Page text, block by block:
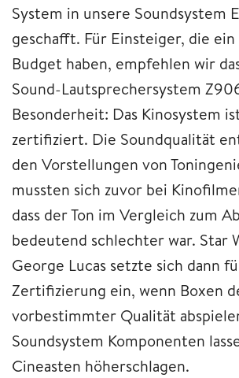
System in unsere Soundsystem
geschafft. Für Einsteiger, die
Budget haben, empfehlen wir
Sound-Lautsprechersystem
Besonderheit: Das Kinosystem
zertifiziert. Die Soundqualität
den Vorstellungen von
mussten sich zuvor bei
dass der Ton im Vergleich zum
bedeutend schlechter war. Star
George Lucas setzte sich dann
Zertifizierung ein, wenn Boxen
vorbestimmter Qualität
Soundsystem Komponenten
Cineasten höherschlagen.